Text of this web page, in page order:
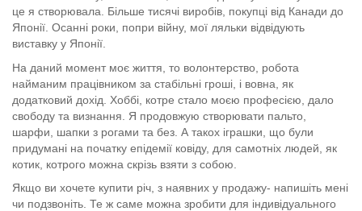
це я створювала. Більше тисячі виробів, покупці від Канади до
Японії. Осанні роки, попри війну, мої ляльки відвідують
виставку у Японії.
На даний момент моє життя, то волонтерство, робота
найманим працівником за стабільні гроші, і вовна, як
додатковий дохід. Хоббі, котре стало моєю професією, дало
свободу та визнання. Я продовжую створювати пальто,
шарфи, шапки з рогами та без. А такох іграшки, що були
придумані на початку епідемії ковіду, для самотніх людей, як
котик, котрого можна скрізь взяти з собою.
Якщо ви хочете купити річ, з наявних у продажу- напишіть мені
чи подзвоніть. Те ж саме можна зробити для індивідуального